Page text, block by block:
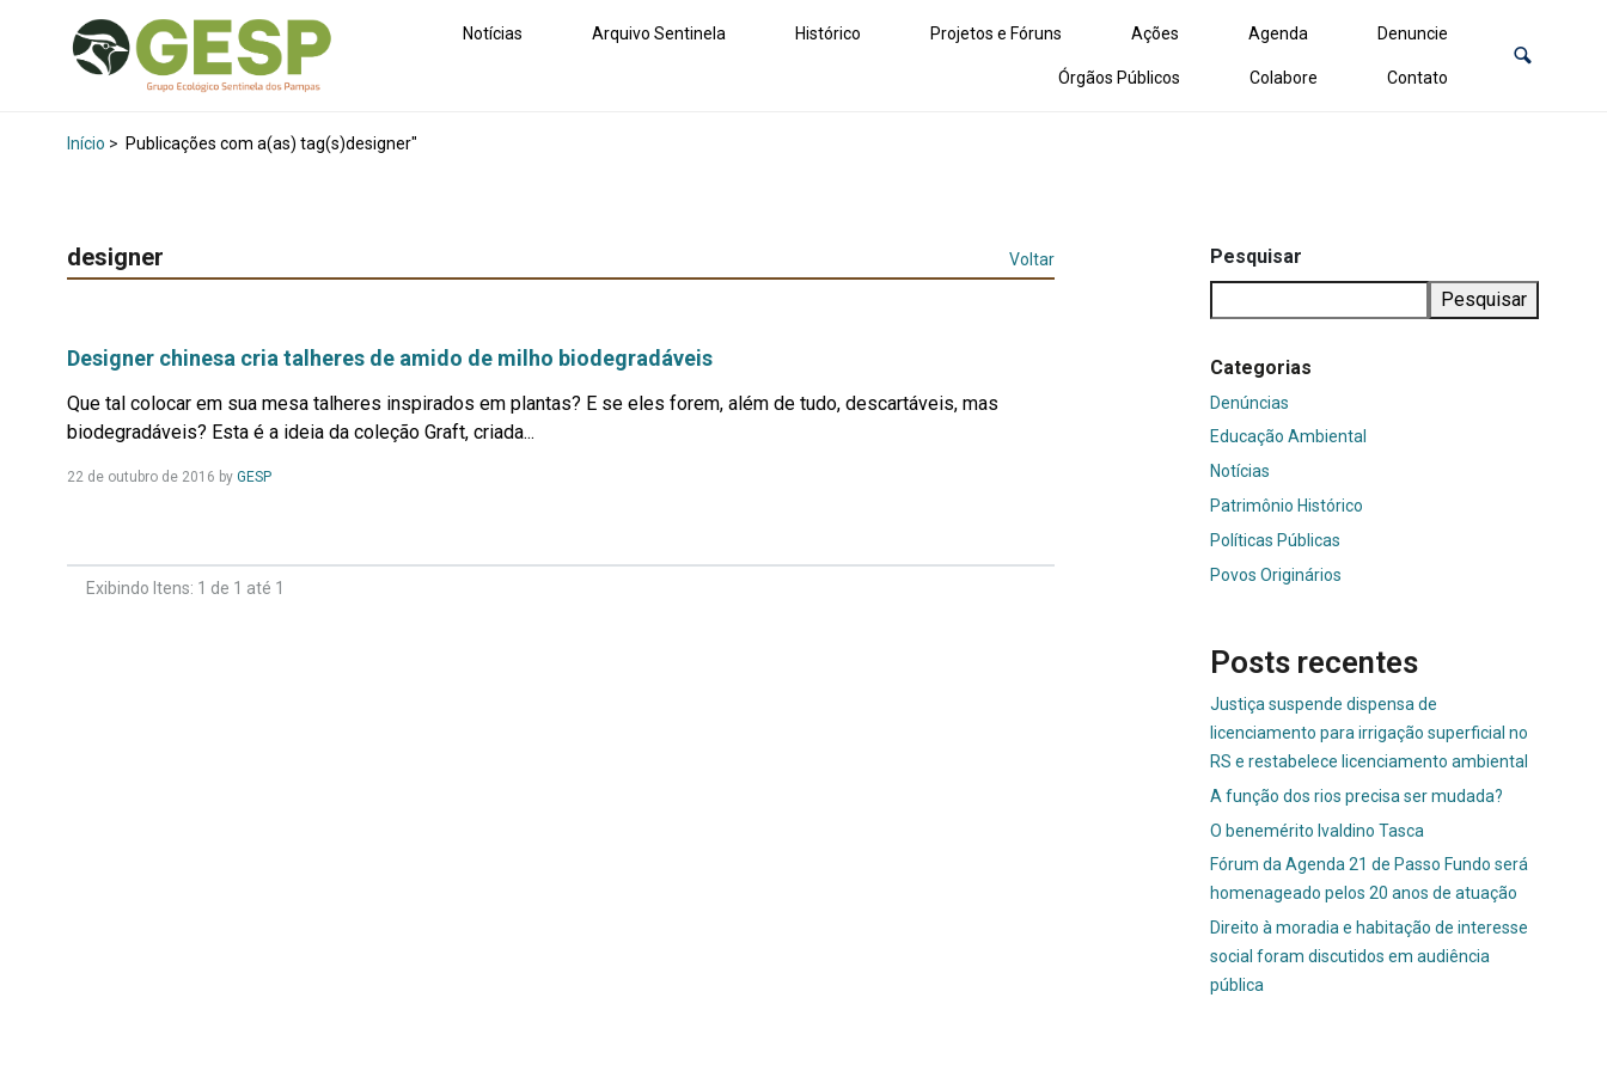
Notícias Arquivo Sentinela Histórico Projetos e Fóruns Ações Agenda Denuncie
Órgãos Públicos Colabore Contato
Início > Publicações com a(as) tag(s)designer"
designer Voltar
Designer chinesa cria talheres de amido de milho biodegradáveis
Que tal colocar em sua mesa talheres inspirados em plantas? E se eles forem, além de tudo, descartáveis, mas
biodegradáveis? Esta é a ideia da coleção Graft, criada...
22 de outubro de 2016 by GESPLeia
Exibindo Itens: 1 de 1 até 1
Pesquisar
Pesquisar
Categorias
Denúncias
Educação Ambiental
Notícias
Patrimônio Histórico
Políticas Públicas
Povos Originários
Posts recentes
Justiça suspende dispensa de
licenciamento para irrigação superficial no
RS e restabelece licenciamento ambiental
A função dos rios precisa ser mudada?
O benemérito Ivaldino Tasca
Fórum da Agenda 21 de Passo Fundo será
homenageado pelos 20 anos de atuação
Direito à moradia e habitação de interesse
social foram discutidos em audiência
pública